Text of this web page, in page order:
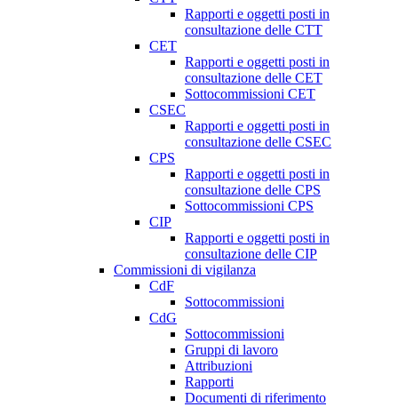
Rapporti e oggetti posti in
consultazione delle CTT
CET
Rapporti e oggetti posti in
consultazione delle CET
Sottocommissioni CET
CSEC
Rapporti e oggetti posti in
consultazione delle CSEC
CPS
Rapporti e oggetti posti in
consultazione delle CPS
Sottocommissioni CPS
CIP
Rapporti e oggetti posti in
consultazione delle CIP
Commissioni di vigilanza
CdF
Sottocommissioni
CdG
Sottocommissioni
Gruppi di lavoro
Attribuzioni
Rapporti
Documenti di riferimento